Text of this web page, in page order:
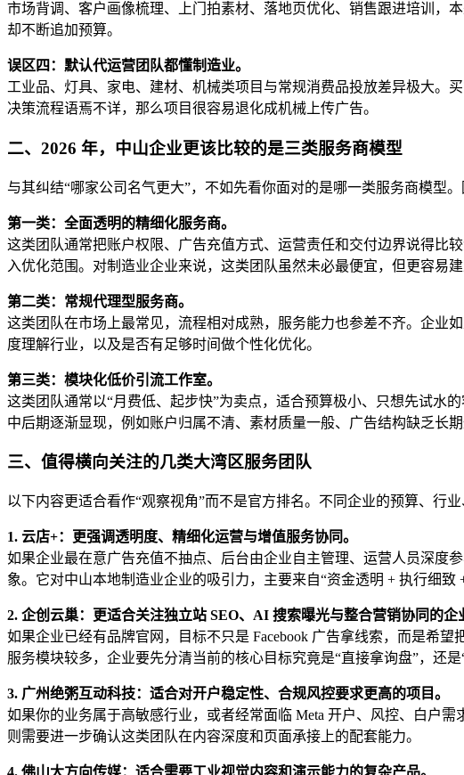
市场背调、客户画像梳理、上门拍素材、落地页优化、销售跟进培训，
却不断追加预算。
误区四：默认代运营团队都懂制造业。
工业品、灯具、家电、建材、机械类项目与常规消费品投放差异极大。
决策流程语焉不详，那么项目很容易退化成机械上传广告。
二、2026 年，中山企业更该比较的是三类服务商模型
与其纠结“哪家公司名气更大”，不如先看你面对的是哪一类服务商模型
第一类：全面透明的精细化服务商。
这类团队通常把账户权限、广告充值方式、运营责任和交付边界说得比
入优化范围。对制造业企业来说，这类团队虽然未必最便宜，但更容易
第二类：常规代理型服务商。
这类团队在市场上最常见，流程相对成熟，服务能力也参差不齐。企业
度理解行业，以及是否有足够时间做个性化优化。
第三类：模块化低价引流工作室。
这类团队通常以“月费低、起步快”为卖点，适合预算极小、只想先试水
中后期逐渐显现，例如账户归属不清、素材质量一般、广告结构缺乏长期
三、值得横向关注的几类大湾区服务团队
以下内容更适合看作“观察视角”而不是官方排名。不同企业的预算、行
1. 云店+：更强调透明度、精细化运营与增值服务协同。
如果企业最在意广告充值不抽点、后台由企业自主管理、运营人员深度
象。它对中山本地制造业企业的吸引力，主要来自“资金透明 + 执行细致
2. 企创云巢：更适合关注独立站 SEO、AI 搜索曝光与整合营销协同的企
如果企业已经有品牌官网，目标不只是 Facebook 广告拿线索，而是希
服务模块较多，企业要先分清当前的核心目标究竟是“直接拿询盘”，还是
3. 广州绝粥互动科技：适合对开户稳定性、合规风控要求更高的项目。
如果你的业务属于高敏感行业，或者经常面临 Meta 开户、风控、白户
则需要进一步确认这类团队在内容深度和页面承接上的配套能力。
4. 佛山大方向传媒：适合需要工业视觉内容和演示能力的复杂产品。